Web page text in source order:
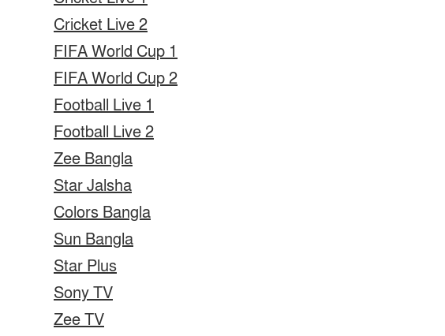
Cricket Live 2
FIFA World Cup 1
FIFA World Cup 2
Football Live 1
Football Live 2
Zee Bangla
Star Jalsha
Colors Bangla
Sun Bangla
Star Plus
Sony TV
Zee TV